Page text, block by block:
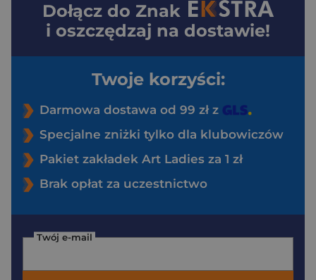
Dołącz do Znak
i oszczędzaj na dostawie!
Twoje korzyści:
Darmowa dostawa od 99 zł z
Specjalne zniżki tylko dla klubowiczów
Pakiet zakładek Art Ladies za 1 zł
Brak opłat za uczestnictwo
Twój e-mail